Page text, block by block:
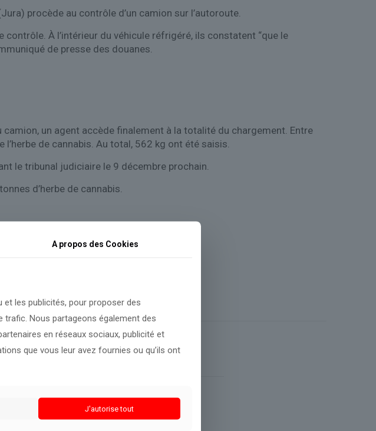
procède au contrôle d’un camion sur l’autoroute.
À l’intérieur du véhicule réfrigéré, ils constatent “que le
de presse des douanes.
un agent accède finalement à la totalité du chargement. Entre
de cannabis. Au total, 562 kg ont été saisis.
le tribunal judiciaire le 9 décembre prochain.
d’herbe de cannabis.
A propos des Cookies
les publicités, pour proposer des
Nous partageons également des
en réseaux sociaux, publicité et
que vous leur avez fournies ou qu’ils ont
J'autorise tout